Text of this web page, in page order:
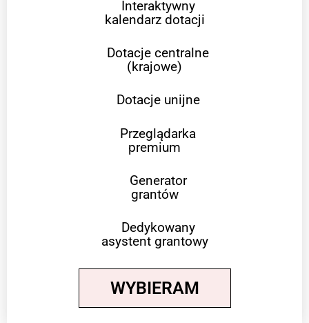
Interaktywny
kalendarz dotacji
Dotacje centralne
(krajowe)
Dotacje unijne
Przeglądarka
premium
Generator
grantów
Dedykowany
asystent grantowy
WYBIERAM